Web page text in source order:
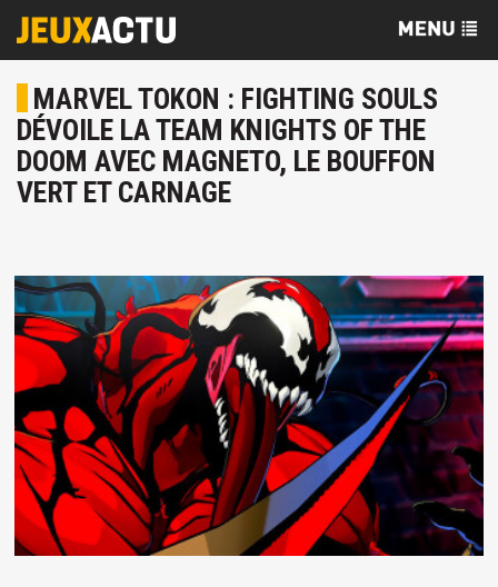
MARVEL TOKON : FIGHTING SOULS
DÉVOILE LA TEAM KNIGHTS OF THE
DOOM AVEC MAGNETO, LE BOUFFON
VERT ET CARNAGE